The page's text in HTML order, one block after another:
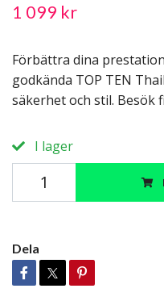
1 099 kr
Förbättra dina
godkända TOP TEN
säkerhet och stil. Besök
I lager
Dela